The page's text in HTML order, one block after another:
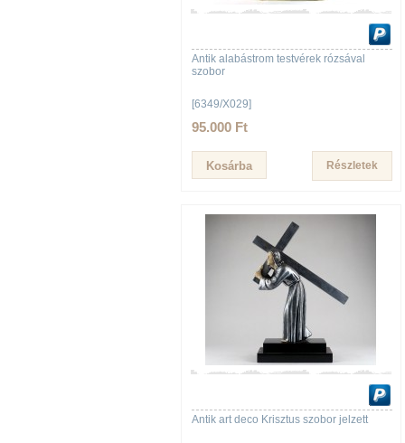
Antik alabástrom testvérek rózsával
szobor
[6349/X029]
95.000 Ft
Részletek
Antik art deco Krisztus szobor jelzett